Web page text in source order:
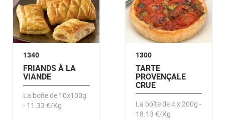
1340
FRIANDS À LA
VIANDE
La boîte de 10x100g
- 11.33 €/Kg
1300
TARTE
PROVENÇALE
CRUE
La boîte de 4 x 200g -
18.13 €/Kg